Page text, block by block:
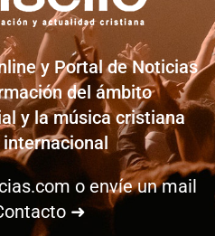
y Portal de Noticias
del ámbito
y la música cristiana
o envíe un mail
➜